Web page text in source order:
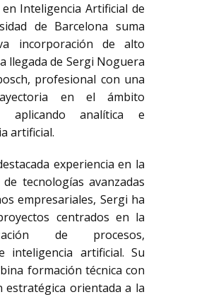
Inteligencia Artificial de
de Barcelona suma
incorporación de alto
llegada de Sergi Noguera
profesional con una
en el ámbito
aplicando analítica e
artificial.
experiencia en la
de tecnologías avanzadas
empresariales, Sergi ha
centrados en la
de procesos,
inteligencia artificial. Su
formación técnica con
estratégica orientada a la